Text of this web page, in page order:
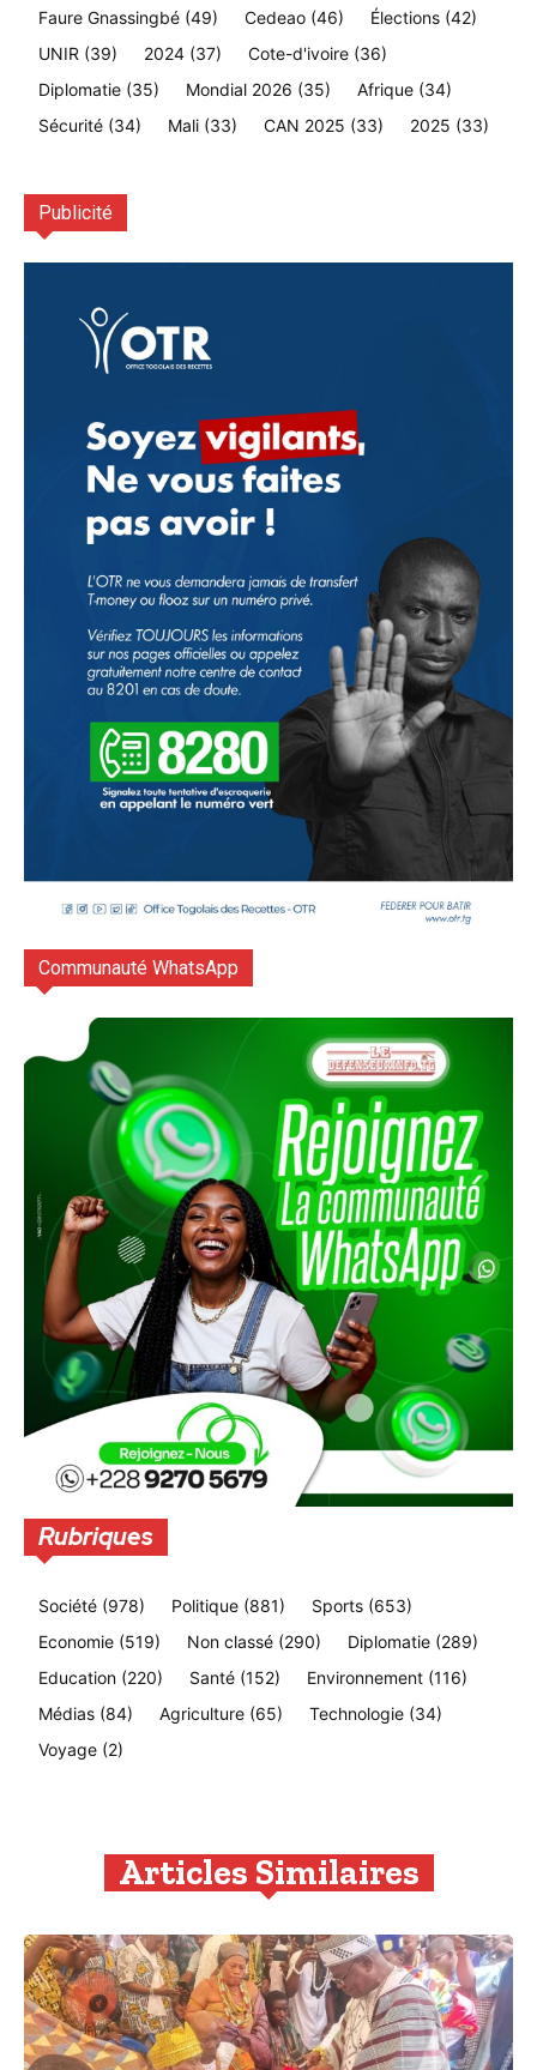
Faure Gnassingbé (49) Cedeao (46) Élections (42)
UNIR (39) 2024 (37) Cote-d'ivoire (36)
Diplomatie (35) Mondial 2026 (35) Afrique (34)
Sécurité (34) Mali (33) CAN 2025 (33) 2025 (33)
Publicité
Communauté WhatsApp
Rubriques
Société (978) Politique (881) Sports (653)
Economie (519) Non classé (290) Diplomatie (289)
Education (220) Santé (152) Environnement (116)
Médias (84) Agriculture (65) Technologie (34)
Voyage (2)
Articles Similaires